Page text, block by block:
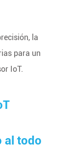
la
para un
IoT.
al todo